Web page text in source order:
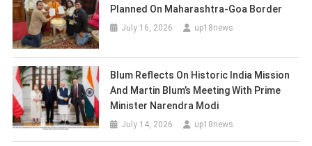
Planned On Maharashtra-Goa Border
July 16, 2026 up18news
Blum Reflects On Historic India Mission
And Martin Blum’s Meeting With Prime
Minister Narendra Modi
July 14, 2026 up18news